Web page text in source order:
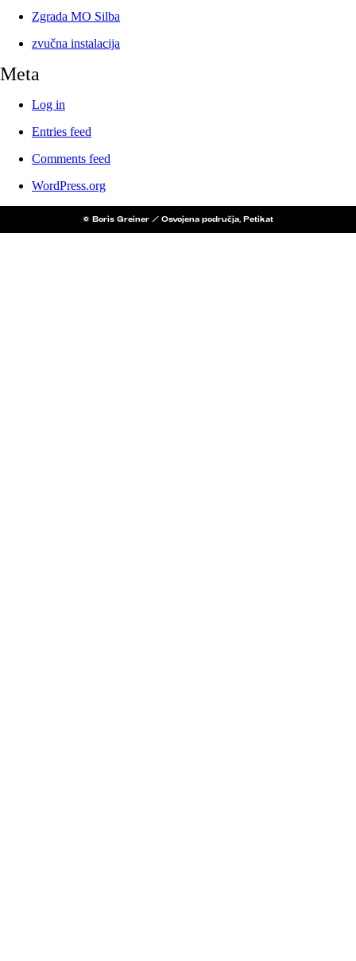
Zgrada MO Silba
zvučna instalacija
Meta
Log in
Entries feed
Comments feed
WordPress.org
© Boris Greiner / Osvojena područja, Petikat